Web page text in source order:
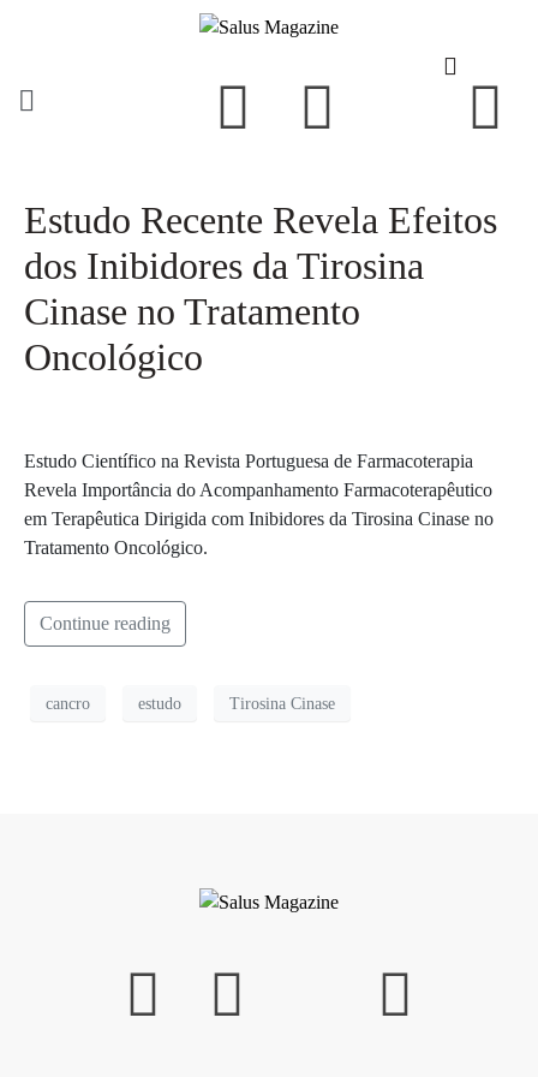
Estudo Recente Revela Efeitos
dos Inibidores da Tirosina
Cinase no Tratamento
Oncológico
Estudo Científico na Revista Portuguesa de Farmacoterapia
Revela Importância do Acompanhamento Farmacoterapêutico
em Terapêutica Dirigida com Inibidores da Tirosina Cinase no
Tratamento Oncológico.
Continue reading
cancro estudo Tirosina Cinase